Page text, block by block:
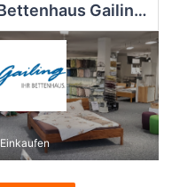
Bettenhaus Gailing e.K.
Einkaufen